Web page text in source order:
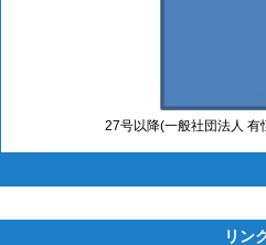
27号以降(一般社団法人 有
リン